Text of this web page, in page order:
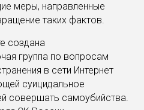
меры, направленные
таких фактов.
создана
группа по вопросам
в сети Интернет
суицидальное
совершать самоубийства.